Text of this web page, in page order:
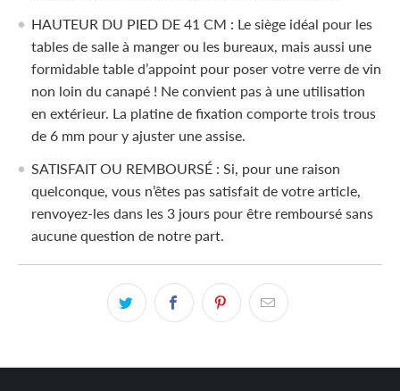
HAUTEUR DU PIED DE 41 CM : Le siège idéal pour les
tables de salle à manger ou les bureaux, mais aussi une
formidable table d’appoint pour poser votre verre de vin
non loin du canapé ! Ne convient pas à une utilisation
en extérieur. La platine de fixation comporte trois trous
de 6 mm pour y ajuster une assise.
SATISFAIT OU REMBOURSÉ : Si, pour une raison
quelconque, vous n’êtes pas satisfait de votre article,
renvoyez-les dans les 3 jours pour être remboursé sans
aucune question de notre part.